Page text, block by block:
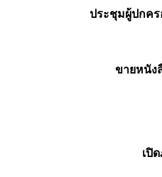
ประชุมผู้ปกคร
ขายหนัง
เปิ